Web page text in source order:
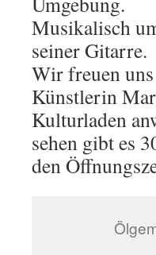
Musikalisch
seiner Gitarre.
Wir freuen
Künstlerin
Kulturladen
sehen gibt es
den